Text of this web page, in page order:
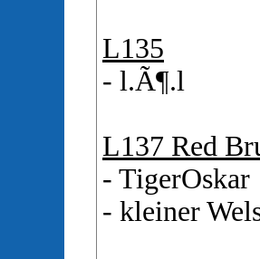
L135
- l.Ã¶.l
L137 Red
- TigerOskar
- kleiner